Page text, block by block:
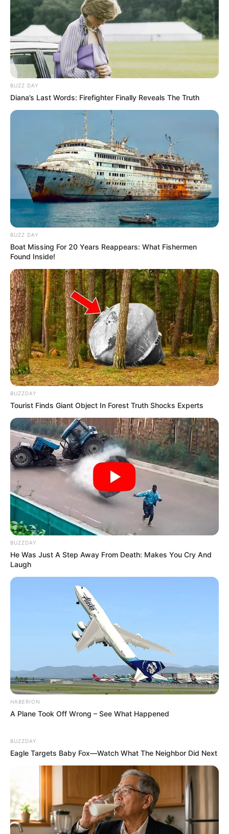
BUZZ DAY
Diana’s Last Words: Firefighter Finally Reveals The Truth
BUZZ DAY
Boat Missing For 20 Years Reappears: What Fishermen
Found Inside!
BUZZDAY
Tourist Finds Giant Object In Forest Truth Shocks Experts
BUZZDAY
He Was Just A Step Away From Death: Makes You Cry And
Laugh
HABERION
A Plane Took Off Wrong – See What Happened
BUZZDAY
Eagle Targets Baby Fox—Watch What The Neighbor Did Next